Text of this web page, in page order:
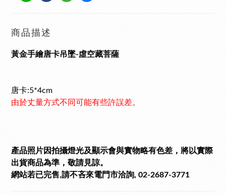
商品描述
黃金手繪唐卡吊墜-虛空藏菩薩
唐卡:5*4cm
由於丈量方式不同可能有些許誤差。
產品照片因拍攝燈光及顯示會與實物略有色差，將以實際
出貨商品為準，敬請見諒。
網站若已完售,請不吝來電門市洽詢, 02-2687-3771